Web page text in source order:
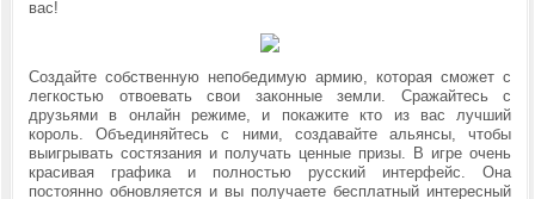
вас!
Создайте собственную непобедимую армию, которая сможет с
легкостью отвоевать свои законные земли. Сражайтесь с
друзьями в онлайн режиме, и покажите кто из вас лучший
король. Объединяйтесь с ними, создавайте альянсы, чтобы
выигрывать состязания и получать ценные призы. В игре очень
красивая графика и полностью русский интерфейс. Она
постоянно обновляется и вы получаете бесплатный интересный